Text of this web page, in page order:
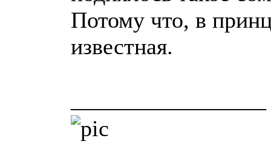
Потому что, в
известная.